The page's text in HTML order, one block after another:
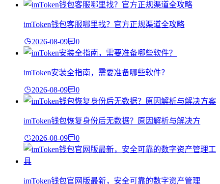
imToken钱包客服哪里找？官方正规渠道全攻略
2026-08-09 0
imToken安装全指南，需要准备哪些软件？
2026-08-09 0
imToken钱包恢复身份后无数据？原因解析与解决方
2026-08-09 0
imToken钱包官网版最新，安全可靠的数字资产管理